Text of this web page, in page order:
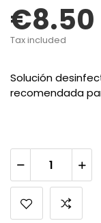
€8.50
Tax included
Solución
recomendada